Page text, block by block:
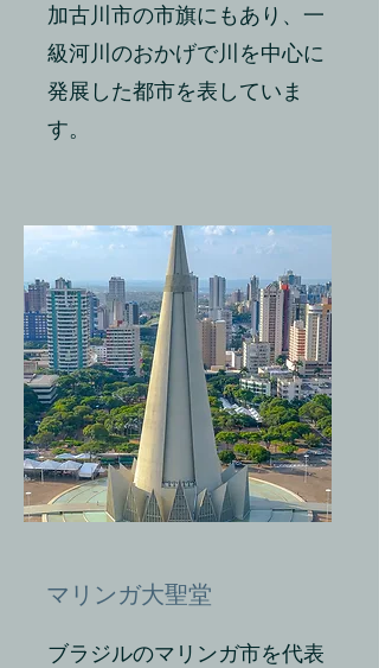
加古川市の市旗にもあり、一
級河川のおかげで川を中心に
発展した都市を表していま
す。
マリンガ大聖堂
ブラジルのマリンガ市を代表